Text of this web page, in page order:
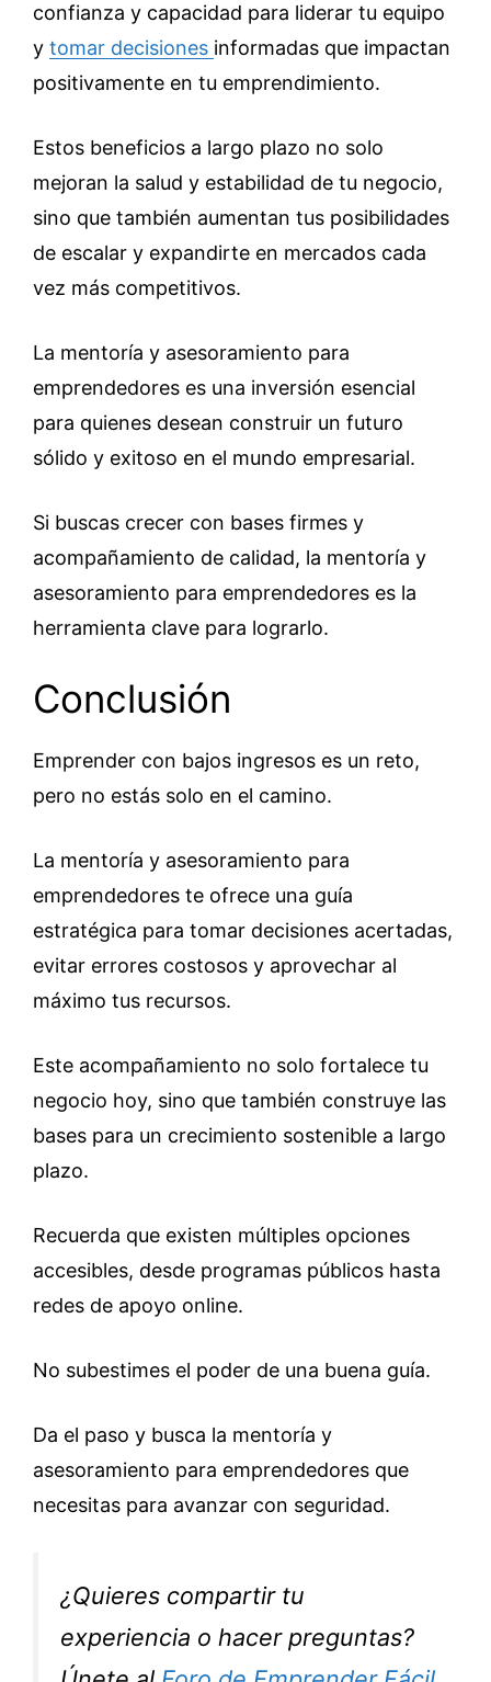
confianza y capacidad para liderar tu equipo
y tomar decisiones informadas que impactan
positivamente en tu emprendimiento.
Estos beneficios a largo plazo no solo
mejoran la salud y estabilidad de tu negocio,
sino que también aumentan tus posibilidades
de escalar y expandirte en mercados cada
vez más competitivos.
La mentoría y asesoramiento para
emprendedores es una inversión esencial
para quienes desean construir un futuro
sólido y exitoso en el mundo empresarial.
Si buscas crecer con bases firmes y
acompañamiento de calidad, la mentoría y
asesoramiento para emprendedores es la
herramienta clave para lograrlo.
Conclusión
Emprender con bajos ingresos es un reto,
pero no estás solo en el camino.
La mentoría y asesoramiento para
emprendedores te ofrece una guía
estratégica para tomar decisiones acertadas,
evitar errores costosos y aprovechar al
máximo tus recursos.
Este acompañamiento no solo fortalece tu
negocio hoy, sino que también construye las
bases para un crecimiento sostenible a largo
plazo.
Recuerda que existen múltiples opciones
accesibles, desde programas públicos hasta
redes de apoyo online.
No subestimes el poder de una buena guía.
Da el paso y busca la mentoría y
asesoramiento para emprendedores que
necesitas para avanzar con seguridad.
¿Quieres compartir tu
experiencia o hacer preguntas?